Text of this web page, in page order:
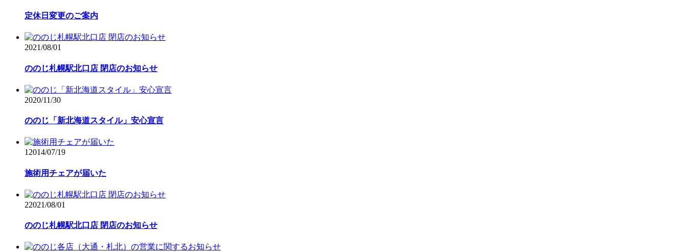
定休日変更のご案内
2021/08/01
ののじ札幌駅北口店 閉店のお知らせ
2020/11/30
ののじ「新北海道スタイル」安心宣言
1 2014/07/19
施術用チェアが届いた
22021/08/01
ののじ札幌駅北口店 閉店のお知らせ